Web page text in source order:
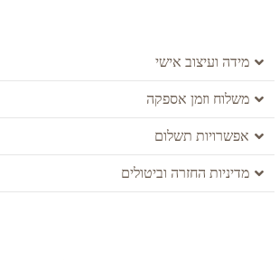
מידה ועיצוב אישי
משלוח וזמן אספקה
אפשרויות תשלום
מדיניות החזרה וביטולים